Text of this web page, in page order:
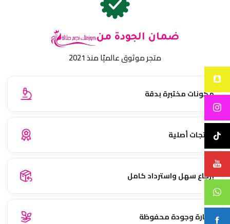
ضمان الجودة من
متجر موثوق عالميًا منذ 2021
مكونات مختبرة بدقة
منتجات أصلية
إرجاع سهل واسترداد كامل
نضارة وجودة محفوظة